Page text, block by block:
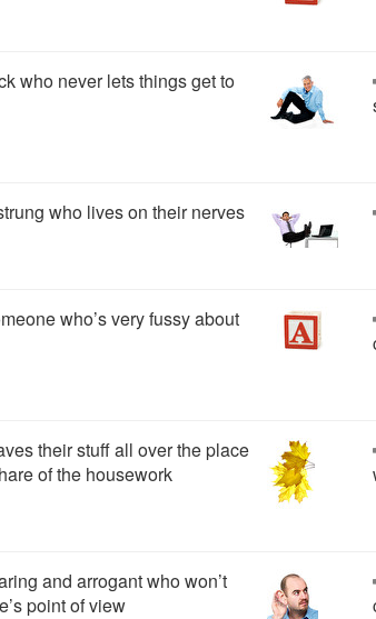
who never lets things get to
who lives on their nerves
who’s very fussy about
their stuff all over the place
of the housework
and arrogant who won’t
point of view